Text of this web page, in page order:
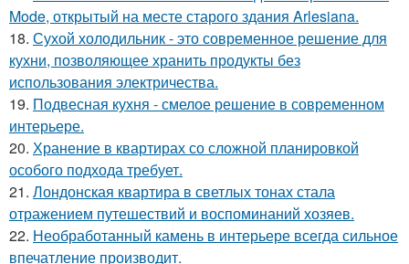
Mode, открытый на месте старого здания Arlesiana.
18. Сухой холодильник - это современное решение для
кухни, позволяющее хранить продукты без
использования электричества.
19. Подвесная кухня - смелое решение в современном
интерьере.
20. Хранение в квартирах со сложной планировкой
особого подхода требует.
21. Лондонская квартира в светлых тонах стала
отражением путешествий и воспоминаний хозяев.
22. Необработанный камень в интерьере всегда сильное
впечатление производит.